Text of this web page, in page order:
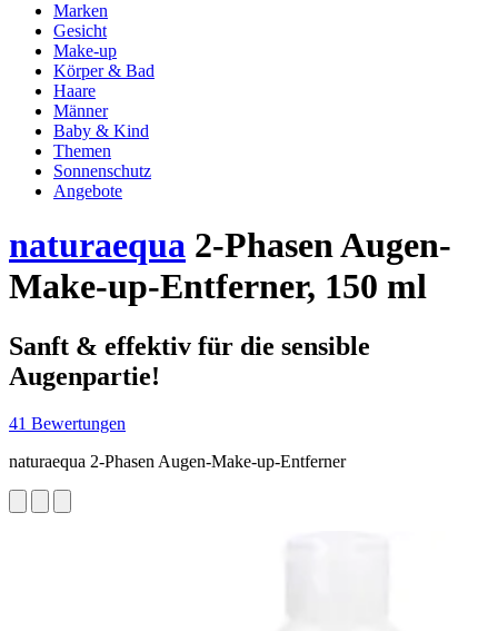
Marken
Gesicht
Make-up
Körper & Bad
Haare
Männer
Baby & Kind
Themen
Sonnenschutz
Angebote
naturaequa 2-Phasen Augen-
Make-up-Entferner, 150 ml
Sanft & effektiv für die sensible
Augenpartie!
41 Bewertungen
naturaequa 2-Phasen Augen-Make-up-Entferner